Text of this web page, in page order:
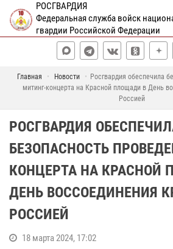
РОСГВАРДИЯ
Федеральная служба войск
гвардии Российской Федерации
Главная Новости
Росгвардия обеспечила
митинг-концерта на Красной площади в День
Россией
РОСГВАРДИЯ
БЕЗОПАСНОСТЬ
КОНЦЕРТА НА КРАСНОЙ
ДЕНЬ ВОССОЕДИНЕНИЯ
РОССИЕЙ
18 марта 2024, 17:02